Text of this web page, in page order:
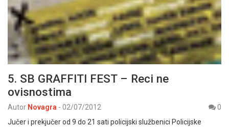
5. SB GRAFFITI FEST – Reci ne
ovisnostima
Autor Novagra - 02/07/2012
0
Jučer i prekjučer od 9 do 21 sati policijski službenici Policijske